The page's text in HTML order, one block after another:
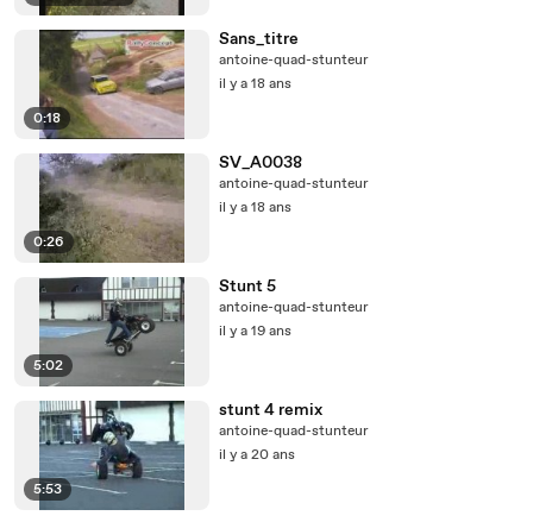
0:18
Sans_titre
antoine-quad-stunteur
il y a 18 ans
0:26
SV_A0038
antoine-quad-stunteur
il y a 18 ans
5:02
Stunt 5
antoine-quad-stunteur
il y a 19 ans
5:53
stunt 4 remix
antoine-quad-stunteur
il y a 20 ans